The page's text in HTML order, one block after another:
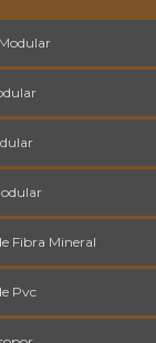
Fibra Mineral
Pvc